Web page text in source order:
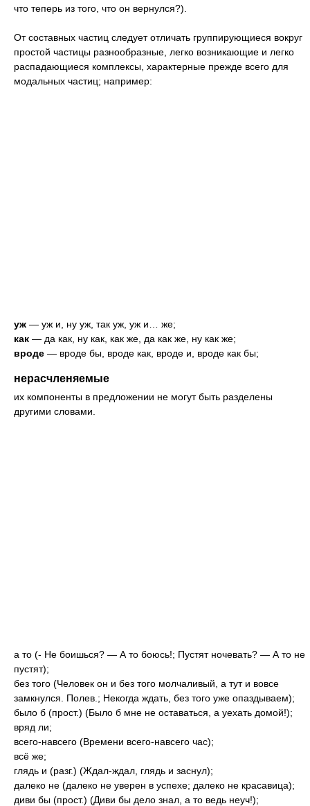
что теперь из того, что он вернулся?).
От составных частиц следует отличать группирующиеся вокруг
простой частицы разнообразные, легко возникающие и легко
распадающиеся комплексы, характерные прежде всего для
модальных частиц; например:
уж — уж и, ну уж, так уж, уж и… же;
как — да как, ну как, как же, да как же, ну как же;
вроде — вроде бы, вроде как, вроде и, вроде как бы;
нерасчленяемые
их компоненты в предложении не могут быть разделены
другими словами.
а то (- Не боишься? — А то боюсь!; Пустят ночевать? — А то не
пустят);
без того (Человек он и без того молчаливый, а тут и вовсе
замкнулся. Полев.; Некогда ждать, без того уже опаздываем);
было б (прост.) (Было б мне не оставаться, а уехать домой!);
вряд ли;
всего-навсего (Времени всего-навсего час);
всё же;
глядь и (разг.) (Ждал-ждал, глядь и заснул);
далеко не (далеко не уверен в успехе; далеко не красавица);
диви бы (прост.) (Диви бы дело знал, а то ведь неуч!);